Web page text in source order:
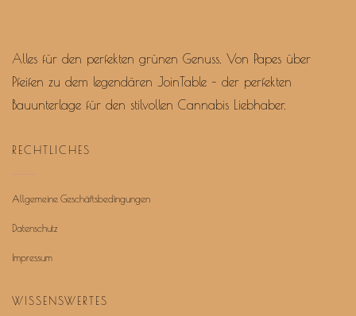
Alles für den perfekten grünen Genuss. Von Papes über
Pfeifen zu dem legendären JoinTable – der perfekten
Bauunterlage für den stilvollen Cannabis Liebhaber.
RECHTLICHES
Allgemeine Geschäftsbedingungen
Datenschutz
Impressum
WISSENSWERTES